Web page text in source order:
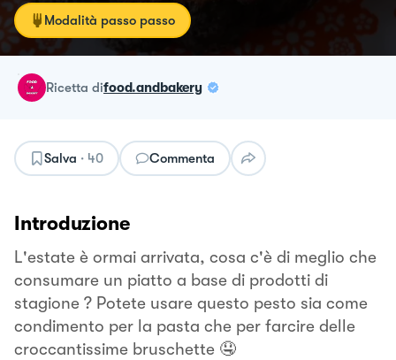
Modalità passo passo
ricetta difood.andbakery
Salva · 40 Commenta
Introduzione
L'estate è ormai arrivata, cosa c'è di meglio che
consumare un piatto a base di prodotti di
stagione ? Potete usare questo pesto sia come
condimento per la pasta che per farcire delle
croccantissime bruschette 🤤